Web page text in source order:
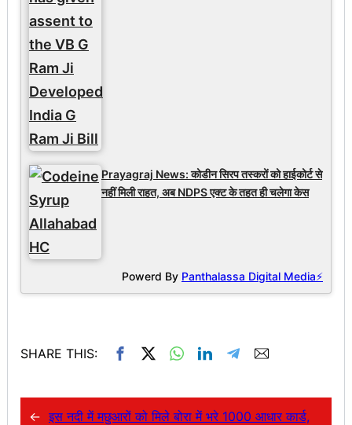
Prayagraj News: कोडीन सिरप तस्करों को हाईकोर्ट से
नहीं मिली राहत, अब NDPS एक्ट के तहत ही चलेगा केस
Powerd By Panthalassa Digital Media⚡
SHARE THIS:
← इस नदी में मछुआरों को मिले बोरा में भरे 1000 आधार कार्ड,